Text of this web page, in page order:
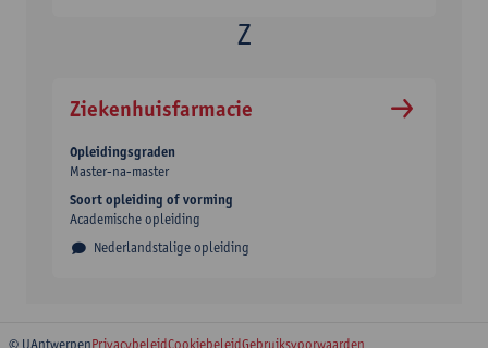
Ziekenhuisfarmacie
Nederlandstalige opleiding
Opleidingsgraden
Master-na-master
Soort opleiding of vorming
Academische opleiding
© UAntwerpenPrivacybeleidCookiebeleidGebruiksvoorwaarden